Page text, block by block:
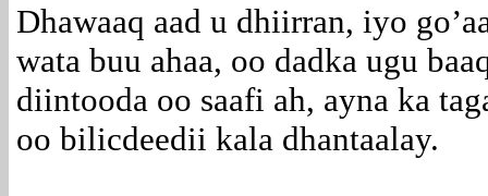
Dhawaaq aad u dhiirran, iyo
wata buu ahaa, oo dadka ugu
diintooda oo saafi ah, ayna ka
oo bilicdeedii kala dhantaalay.